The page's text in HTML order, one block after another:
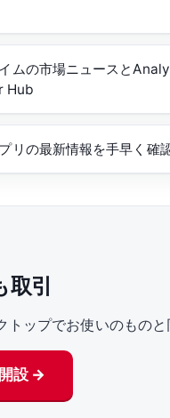
ムの市場ニュースと
Hub
リの最新情報を手早く確
引
トップでお使いのもの
設 →